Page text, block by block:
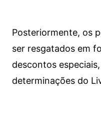
Posteriormente, os
ser resgatados em
descontos
determinações do